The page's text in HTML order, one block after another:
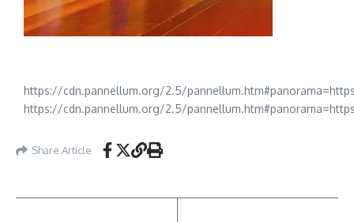
https://cdn.pannellum.org/2.5/
https://cdn.pannellum.org/2.5/
Share Article